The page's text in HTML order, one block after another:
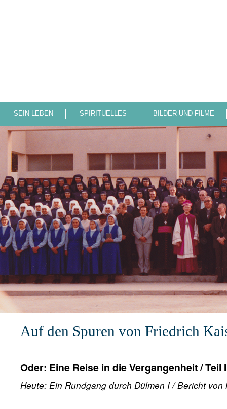
SEIN LEBEN SPIRITUELLES BILDER UND FILME
3
Auf den Spuren von Friedrich
Oder: Eine Reise in die Vergangenheit / Teil I
Heute: Ein Rundgang durch Dülmen I / Bericht von